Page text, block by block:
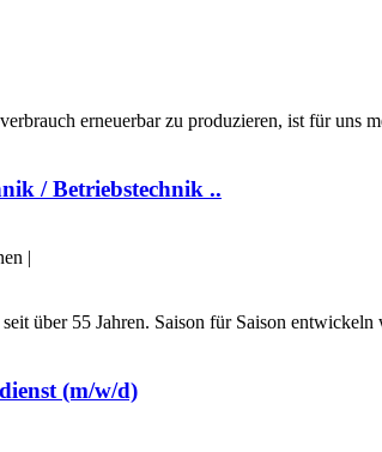
erneuerbar zu produzieren, ist für uns
/ Betriebstechnik ..
|
über 55 Jahren. Saison für Saison
(m/w/d)